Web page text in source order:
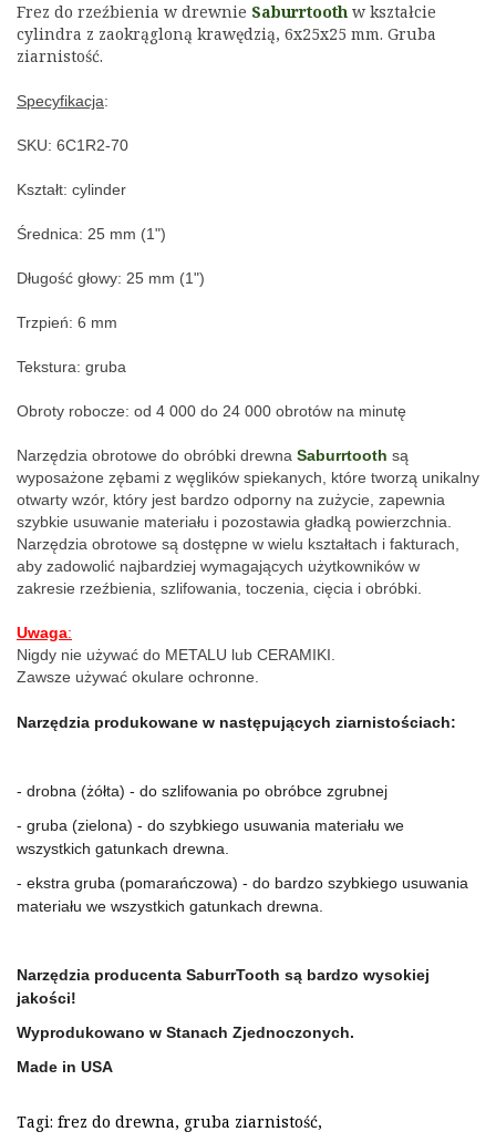
Frez do rzeźbienia w drewnie Saburrtooth w kształcie
cylindra z zaokrągloną krawędzią, 6x25x25 mm. Gruba
ziarnistość.
Specyfikacja:
SKU: 6C1R2-70
Kształt: cylinder
Średnica: 25 mm (1")
Długość głowy: 25 mm (1")
Trzpień: 6 mm
Tekstura: gruba
Obroty robocze: od 4 000 do 24 000 obrotów na minutę
Narzędzia obrotowe do obróbki drewna Saburrtooth są
wyposażone zębami z węglików spiekanych, które tworzą unikalny
otwarty wzór, który jest bardzo odporny na zużycie, zapewnia
szybkie usuwanie materiału i pozostawia gładką powierzchnia.
Narzędzia obrotowe są dostępne w wielu kształtach i fakturach,
aby zadowolić najbardziej wymagających użytkowników w
zakresie rzeźbienia, szlifowania, toczenia, cięcia i obróbki.
Uwaga:
Nigdy nie używać do METALU lub CERAMIKI.
Zawsze używać okulare ochronne.
Narzędzia produkowane w następujących ziarnistościach:
- drobna (żółta) - do szlifowania po obróbce zgrubnej
- gruba (zielona) - do szybkiego usuwania materiału we
wszystkich gatunkach drewna.
- ekstra gruba (pomarańczowa) - do bardzo szybkiego usuwania
materiału we wszystkich gatunkach drewna.
Narzędzia producenta SaburrTooth są bardzo wysokiej
jakości!
Wyprodukowano w Stanach Zjednoczonych.
Made in USA
Tagi: frez do drewna, gruba ziarnistość,